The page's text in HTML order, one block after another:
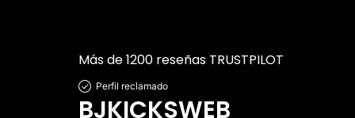
Más de 1200 reseñas TRUSTPILOT
Perfil reclamado
BJKICKSWEB